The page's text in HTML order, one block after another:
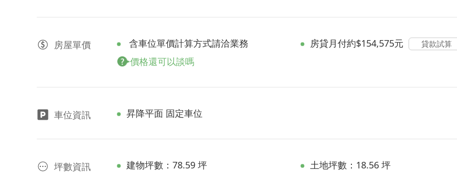
房屋單價
含車位單價計算方式請洽業務
價格還可以談嗎
房貸 月付約$154,575元 貸款試算
車位資訊 昇降平面 固定車位
坪數資訊
建物坪數：78.59 坪
土地坪數：18.56 坪